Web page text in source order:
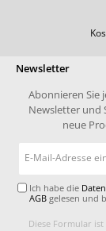
Newsletter
Abonnieren Sie
Newsletter und
neue
Ich habe die
AGB gelesen und
Diese Formular